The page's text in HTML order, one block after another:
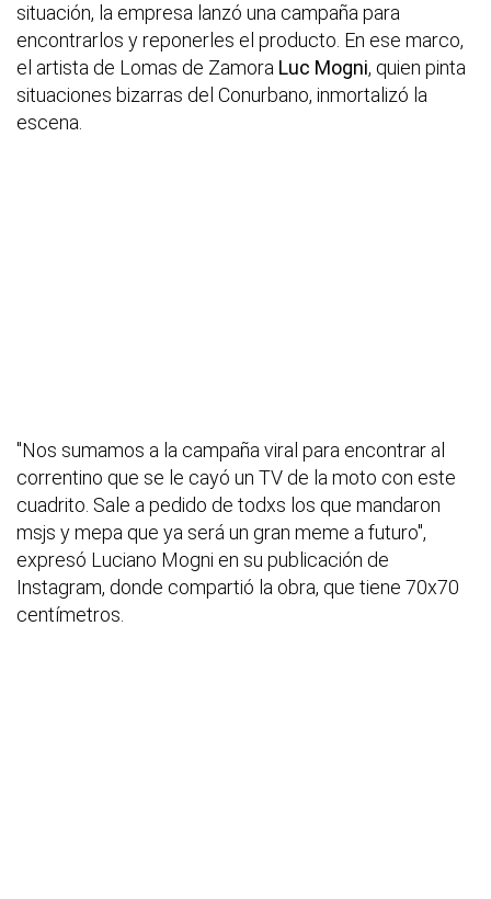
situación, la empresa lanzó una campaña para
encontrarlos y reponerles el producto. En ese marco,
el artista de Lomas de Zamora Luc Mogni, quien pinta
situaciones bizarras del Conurbano, inmortalizó la
escena.
"Nos sumamos a la campaña viral para encontrar al
correntino que se le cayó un TV de la moto con este
cuadrito. Sale a pedido de todxs los que mandaron
msjs y mepa que ya será un gran meme a futuro",
expresó Luciano Mogni en su publicación de
Instagram, donde compartió la obra, que tiene 70x70
centímetros.